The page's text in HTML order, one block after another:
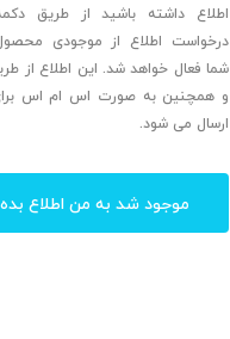
اطلاع داشته باشید از طریق
درخواست اطلاع از موجودی
شما فعال خواهد شد. این اطلاع از
و همچنین به صورت اس ام اس
ارسال می شود.
موجود شد به من اطلاع بده